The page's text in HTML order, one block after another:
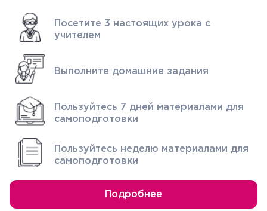
Посетите 3 настоящих урока с
учителем
Выполните домашние задания
Пользуйтесь 7 дней материалами для
самоподготовки
Пользуйтесь неделю материалами для
самоподготовки
Подробнее